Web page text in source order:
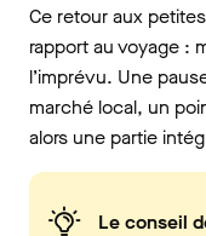
Ce retour aux
rapport au voyage :
l’imprévu. Une
marché local, un
alors une partie
Le conseil